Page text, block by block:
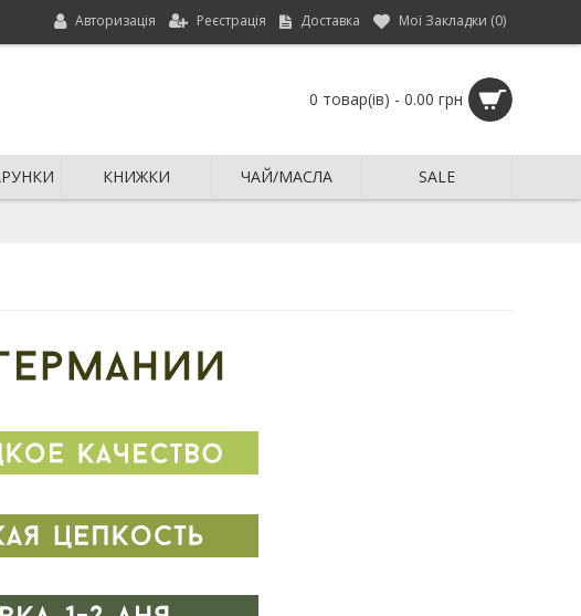
Авторизація Реєстрація Доставка Мої Закладки (0)
0 товар(ів) - 0.00 грн
КНИЖКИ ЧАЙ/МАСЛА SALE